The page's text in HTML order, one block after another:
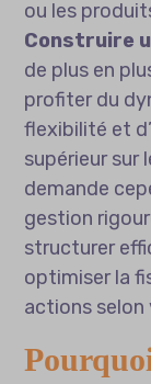
ou les
Construire
de plus en
profiter du
flexibilité et
supérieur sur
demande
gestion
structurer
optimiser la
actions